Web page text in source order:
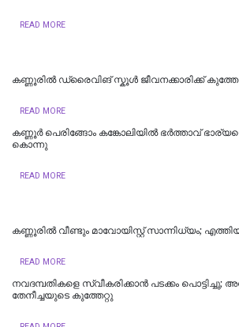
READ MORE
കണ്ണൂരിൽ ഡ്രൈവിങ് സ്കൂൾ ജീവനക്കാരിക്ക്
READ MORE
കണ്ണൂർ പെരിങ്ങോം കങ്കോലിയിൽ ഭർത്താവ്
കൊന്നു
READ MORE
കണ്ണൂരിൽ വീണ്ടും മാവോയിസ്റ്റ് സാന്നിധ്യം;
READ MORE
നവദമ്പതികളെ സ്വീകരിക്കാന്‍ പടക്കം പൊട്ടിച്ചു;
തേനീച്ചയുടെ കുത്തേറ്റു